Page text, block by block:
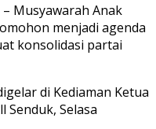
– Musyawarah Anak
menjadi agenda
konsolidasi partai
di Kediaman Ketua
Senduk, Selasa